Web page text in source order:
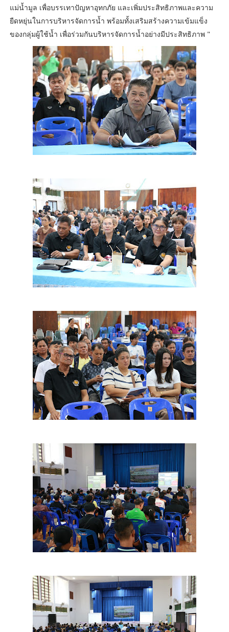
แม่น้ำมูล เพื่อบรรเทาปัญหาอุทกภัย และเพิ่มประสิทธิภาพและความ
ยืดหยุ่นในการบริหารจัดการน้ำ พร้อมทั้งเสริมสร้างความเข้มแข็ง
ของกลุ่มผู้ใช้น้ำ เพื่อร่วมกันบริหารจัดการน้ำอย่างมีประสิทธิภาพ "